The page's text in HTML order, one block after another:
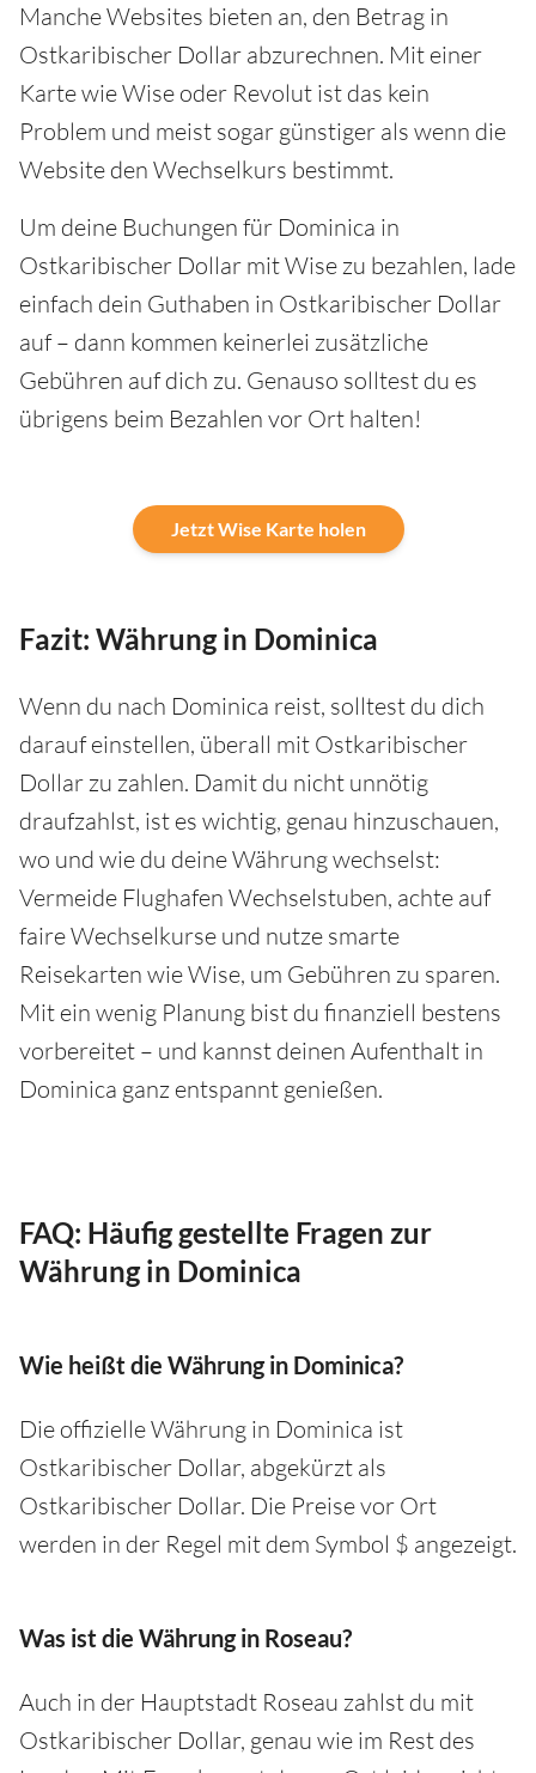
Manche Websites bieten an, den Betrag in
Ostkaribischer Dollar abzurechnen. Mit einer
Karte wie Wise oder Revolut ist das kein
Problem und meist sogar günstiger als wenn die
Website den Wechselkurs bestimmt.
Um deine Buchungen für Dominica in
Ostkaribischer Dollar mit Wise zu bezahlen, lade
einfach dein Guthaben in Ostkaribischer Dollar
auf – dann kommen keinerlei zusätzliche
Gebühren auf dich zu. Genauso solltest du es
übrigens beim Bezahlen vor Ort halten!
Jetzt Wise Karte holen
Fazit: Währung in Dominica
Wenn du nach Dominica reist, solltest du dich
darauf einstellen, überall mit Ostkaribischer
Dollar zu zahlen. Damit du nicht unnötig
draufzahlst, ist es wichtig, genau hinzuschauen,
wo und wie du deine Währung wechselst:
Vermeide Flughafen Wechselstuben, achte auf
faire Wechselkurse und nutze smarte
Reisekarten wie Wise, um Gebühren zu sparen.
Mit ein wenig Planung bist du finanziell bestens
vorbereitet – und kannst deinen Aufenthalt in
Dominica ganz entspannt genießen.
FAQ: Häufig gestellte Fragen zur
Währung in Dominica
Wie heißt die Währung in Dominica?
Die offizielle Währung in Dominica ist
Ostkaribischer Dollar, abgekürzt als
Ostkaribischer Dollar. Die Preise vor Ort
werden in der Regel mit dem Symbol $ angezeigt.
Was ist die Währung in Roseau?
Auch in der Hauptstadt Roseau zahlst du mit
Ostkaribischer Dollar, genau wie im Rest des